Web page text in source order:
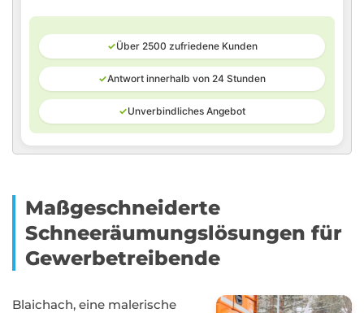
✓Über 2500 zufriedene Kunden
✓Antwort innerhalb von 24 Stunden
✓Unverbindliches Angebot
Maßgeschneiderte
Schneeräumungslösungen für
Gewerbetreibende
Blaichach, eine malerische